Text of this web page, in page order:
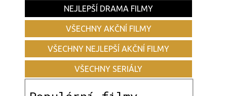
NEJLEPŠÍ DRAMA FILMY
VŠECHNY AKČNÍ FILMY
VŠECHNY NEJLEPŠÍ AKČNÍ FILMY
VŠECHNY SERIÁLY